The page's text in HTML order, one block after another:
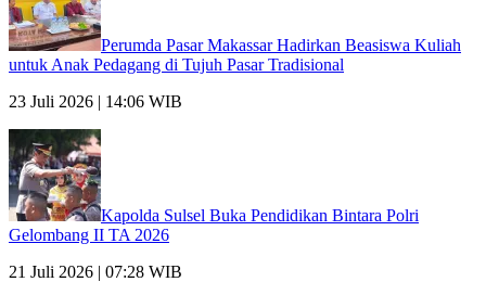
Perumda Pasar Makassar Hadirkan Beasiswa Kuliah
untuk Anak Pedagang di Tujuh Pasar Tradisional
23 Juli 2026 | 14:06 WIB
Kapolda Sulsel Buka Pendidikan Bintara Polri
Gelombang II TA 2026
21 Juli 2026 | 07:28 WIB